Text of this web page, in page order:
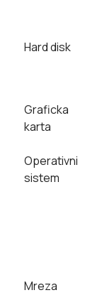
Hard disk
Graficka
karta
Operativni
sistem
Mreza